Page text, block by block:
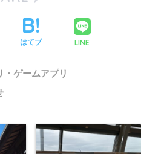
はてブ LINE
・ゲームアプリ